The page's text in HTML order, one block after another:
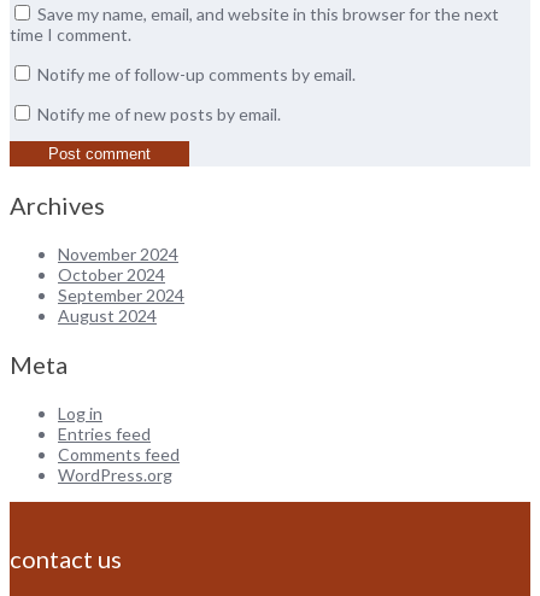
Save my name, email, and website in this browser for the next
time I comment.
Notify me of follow-up comments by email.
Notify me of new posts by email.
Archives
November 2024
October 2024
September 2024
August 2024
Meta
Log in
Entries feed
Comments feed
WordPress.org
contact us